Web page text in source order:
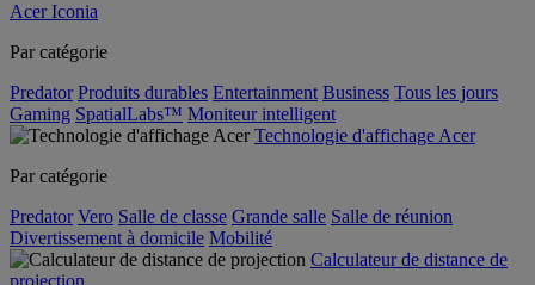
Acer Iconia
Par catégorie
Predator Produits durables Entertainment Business Tous les jours
Gaming SpatialLabs™ Moniteur intelligent
Technologie d'affichage Acer
Par catégorie
Predator Vero Salle de classe Grande salle Salle de réunion
Divertissement à domicile Mobilité
Calculateur de distance de
projection